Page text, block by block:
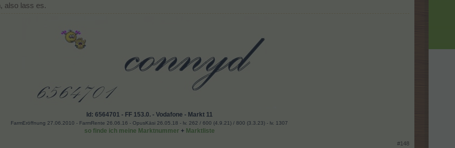
also lass es.
Id: 6564701 - FF 153.0. - Vodafone - Markt 11
FarmEröffnung 27.06.2010 - FarmRente 26.06.16 - OpusKäsi 26.05.18 - lv. 262 / 600 (4.9.21) / 800 (3.3.23) - lv. 1307
so finde ich meine Marktnummer + Marktliste
#148